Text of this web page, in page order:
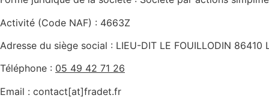
Activité (Code NAF) : 4663Z
Adresse du siège social : LIEU-DIT LE FOUILLODIN 86410
Téléphone : 05 49 42 71 26
Email : contact[at]fradet.fr